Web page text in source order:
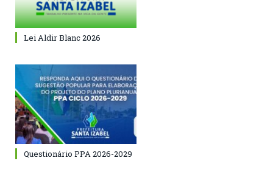
Lei Aldir Blanc 2026
Questionário PPA 2026-2029